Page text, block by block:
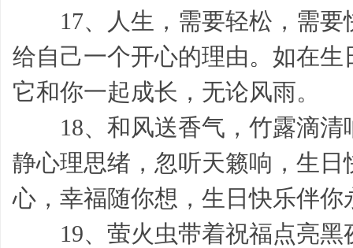
17、人生，需要轻松，需要
给自己一个开心的理由。如在
它和你一起成长，无论风雨。
18、和风送香气，竹露滴清
静心理思绪，忽听天籁响，生
心，幸福随你想，生日快乐伴你
19、萤火虫带着祝福点亮黑